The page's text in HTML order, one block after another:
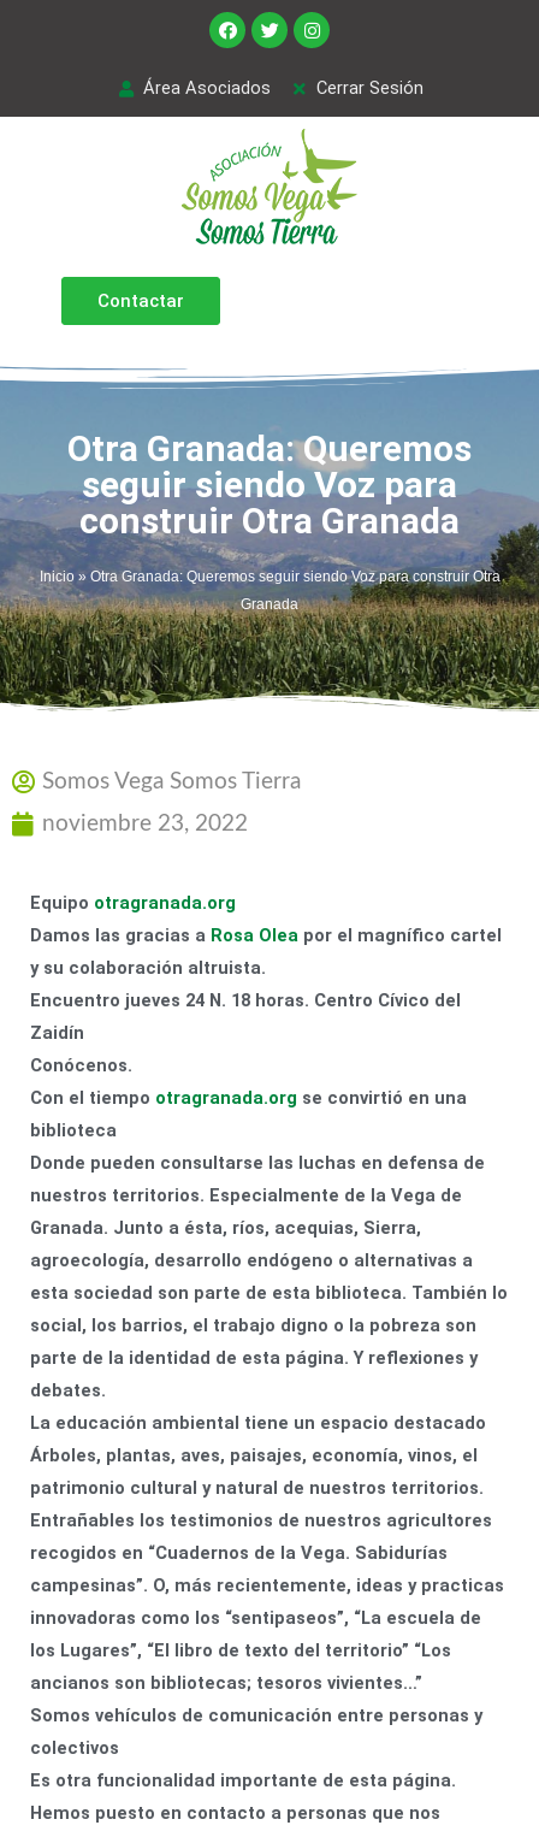
Área Asociados Cerrar Sesión
Contactar
Otra Granada: Queremos
seguir siendo Voz para
construir Otra Granada
Inicio» Otra Granada: Queremos seguir siendo Voz para construir Otra
Granada
Somos Vega Somos Tierra
noviembre 23, 2022
Equipo otragranada.org
Damos las gracias a Rosa Olea por el magnífico cartel
y su colaboración altruista.
Encuentro jueves 24 N. 18 horas. Centro Cívico del
Zaidín
Conócenos.
Con el tiempo otragranada.org se convirtió en una
biblioteca
Donde pueden consultarse las luchas en defensa de
nuestros territorios. Especialmente de la Vega de
Granada. Junto a ésta, ríos, acequias, Sierra,
agroecología, desarrollo endógeno o alternativas a
esta sociedad son parte de esta biblioteca. También lo
social, los barrios, el trabajo digno o la pobreza son
parte de la identidad de esta página. Y reflexiones y
debates.
La educación ambiental tiene un espacio destacado
Árboles, plantas, aves, paisajes, economía, vinos, el
patrimonio cultural y natural de nuestros territorios.
Entrañables los testimonios de nuestros agricultores
recogidos en “Cuadernos de la Vega. Sabidurías
campesinas”. O, más recientemente, ideas y practicas
innovadoras como los “sentipaseos”, “La escuela de
los Lugares”, “El libro de texto del territorio” “Los
ancianos son bibliotecas; tesoros vivientes…”
Somos vehículos de comunicación entre personas y
colectivos
Es otra funcionalidad importante de esta página.
Hemos puesto en contacto a personas que nos